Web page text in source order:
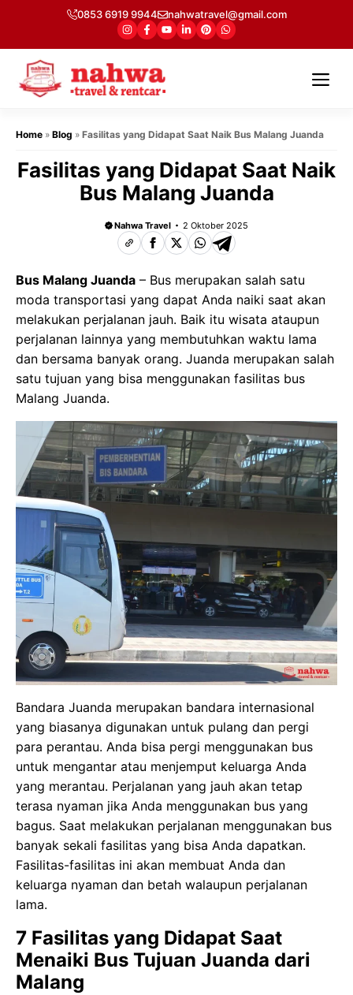
isi
0853 6919 9944 nahwatravel@gmail.com
Home » Blog » Fasilitas yang Didapat Saat Naik Bus Malang Juanda
Fasilitas yang Didapat Saat Naik
Bus Malang Juanda
Nahwa Travel 2 Oktober 2025
Bus Malang Juanda – Bus merupakan salah satu
moda transportasi yang dapat Anda naiki saat akan
melakukan perjalanan jauh. Baik itu wisata ataupun
perjalanan lainnya yang membutuhkan waktu lama
dan bersama banyak orang. Juanda merupakan salah
satu tujuan yang bisa menggunakan fasilitas bus
Malang Juanda.
Bandara Juanda merupakan bandara internasional
yang biasanya digunakan untuk pulang dan pergi
para perantau. Anda bisa pergi menggunakan bus
untuk mengantar atau menjemput keluarga Anda
yang merantau. Perjalanan yang jauh akan tetap
terasa nyaman jika Anda menggunakan bus yang
bagus. Saat melakukan perjalanan menggunakan bus
banyak sekali fasilitas yang bisa Anda dapatkan.
Fasilitas-fasilitas ini akan membuat Anda dan
keluarga nyaman dan betah walaupun perjalanan
lama.
7 Fasilitas yang Didapat Saat
Menaiki Bus Tujuan Juanda dari
Malang